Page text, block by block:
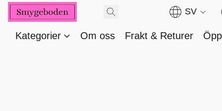
SV
Kategorier Om oss Frakt & Returer